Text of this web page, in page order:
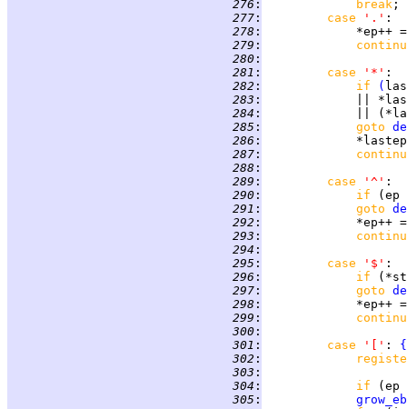
276 : break
277 : case '.'
278 :
*ep++
279 :
280 :
281 : case '*'
282 : if (
283 :
||
284 :
||
285 : goto
286 :
287 :
288 :
289 : case '^'
290 : if
(ep
291 : goto
292 :
*ep++
293 :
294 :
295 : case '$'
296 : if
297 : goto
298 :
*ep++
299 :
300 :
301 : case '[' : {
302 :
303 :
304 : if
(ep
305 :
grow_eb